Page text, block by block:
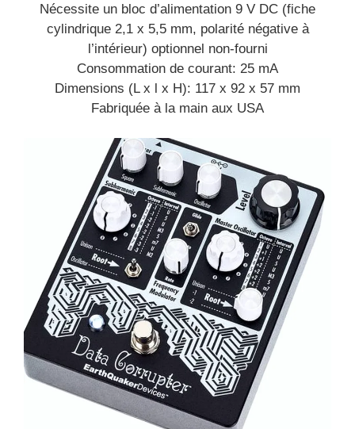
Nécessite un bloc d’alimentation 9 V DC (fiche
cylindrique 2,1 x 5,5 mm, polarité négative à
l’intérieur) optionnel non-fourni
Consommation de courant: 25 mA
Dimensions (L x l x H): 117 x 92 x 57 mm
Fabriquée à la main aux USA